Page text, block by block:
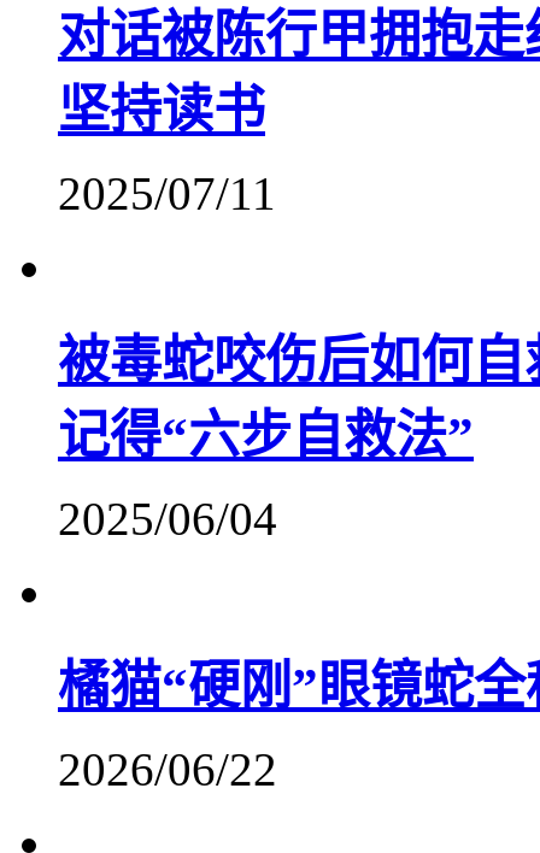
对话被陈行甲拥抱
坚持读书
2025/07/11
被毒蛇咬伤后如何
记得“六步自救法”
2025/06/04
橘猫“硬刚”眼镜蛇
2026/06/22